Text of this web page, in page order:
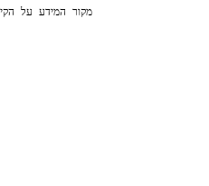
מקור המידע על הקידומות - וויקיפדיה